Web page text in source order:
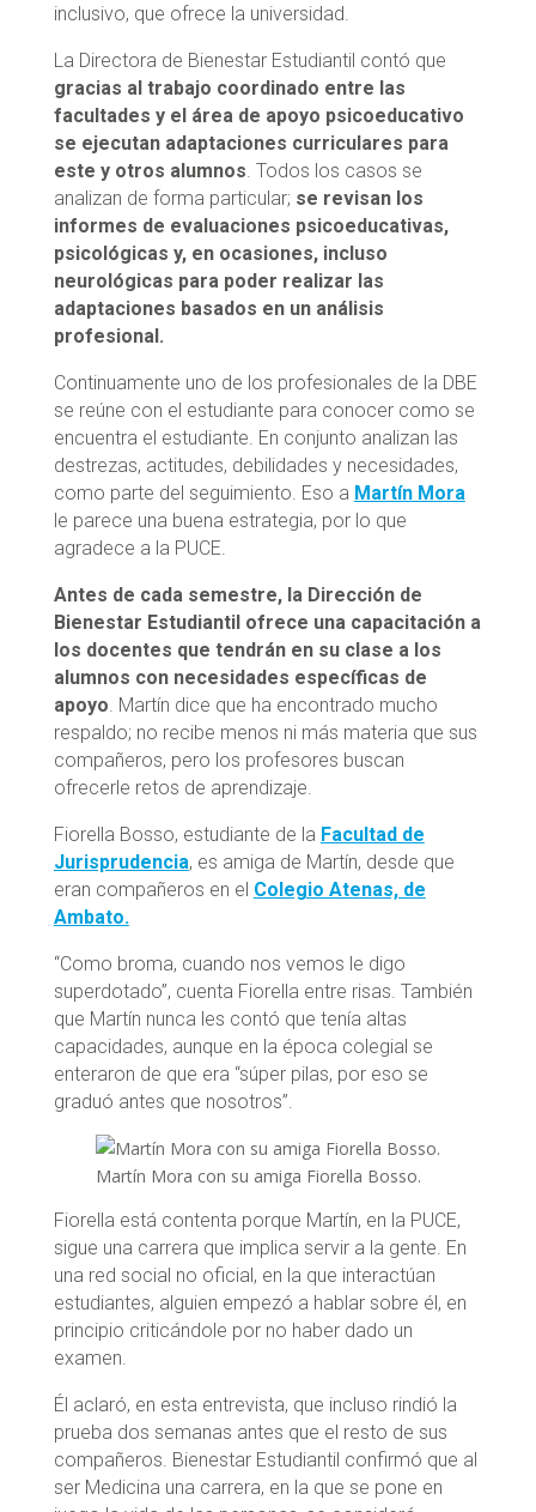
inclusivo, que ofrece la universidad.
La Directora de Bienestar Estudiantil contó que
gracias al trabajo coordinado entre las
facultades y el área de apoyo psicoeducativo
se ejecutan adaptaciones curriculares para
este y otros alumnos . Todos los casos se
analizan de forma particular; se revisan los
informes de evaluaciones psicoeducativas,
psicológicas y, en ocasiones, incluso
neurológicas para poder realizar las
adaptaciones basados en un análisis
profesional.
Continuamente uno de los profesionales de la DBE
se reúne con el estudiante para conocer como se
encuentra el estudiante. En conjunto analizan las
destrezas, actitudes, debilidades y necesidades,
como parte del seguimiento. Eso a Martín Mora
le parece una buena estrategia, por lo que
agradece a la PUCE.
Antes de cada semestre, la Dirección de
Bienestar Estudiantil ofrece una capacitación a
los docentes que tendrán en su clase a los
alumnos con necesidades específicas de
apoyo . Martín dice que ha encontrado mucho
respaldo; no recibe menos ni más materia que sus
compañeros, pero los profesores buscan
ofrecerle retos de aprendizaje.
Fiorella Bosso, estudiante de la Facultad de
Jurisprudencia, es amiga de Martín, desde que
eran compañeros en el Colegio Atenas, de
Ambato.
“Como broma, cuando nos vemos le digo
superdotado”, cuenta Fiorella entre risas. También
que Martín nunca les contó que tenía altas
capacidades, aunque en la época colegial se
enteraron de que era “súper pilas, por eso se
graduó antes que nosotros”.
Martín Mora con su amiga Fiorella Bosso.
Fiorella está contenta porque Martín, en la PUCE,
sigue una carrera que implica servir a la gente. En
una red social no oficial, en la que interactúan
estudiantes, alguien empezó a hablar sobre él, en
principio criticándole por no haber dado un
examen.
Él aclaró, en esta entrevista, que incluso rindió la
prueba dos semanas antes que el resto de sus
compañeros. Bienestar Estudiantil confirmó que al
ser Medicina una carrera, en la que se pone en